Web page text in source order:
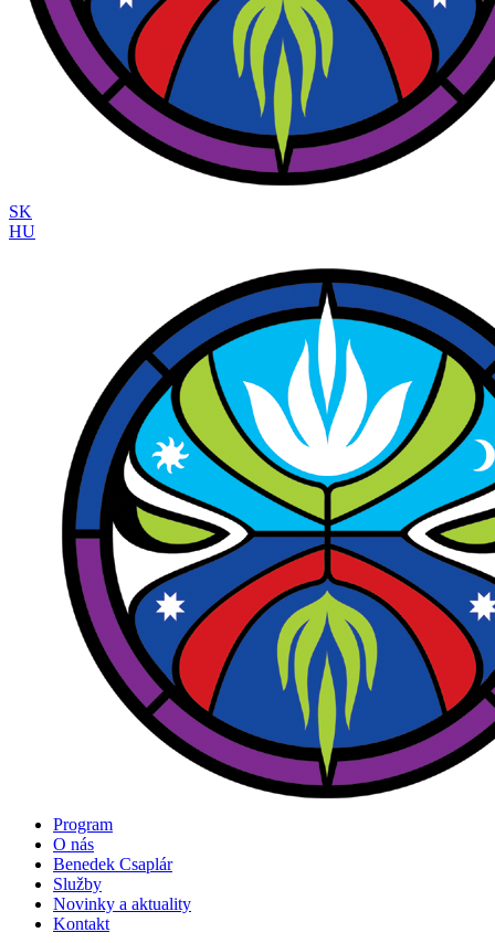
SK
HU
Program
O nás
Benedek Csaplár
Služby
Novinky a aktuality
Kontakt